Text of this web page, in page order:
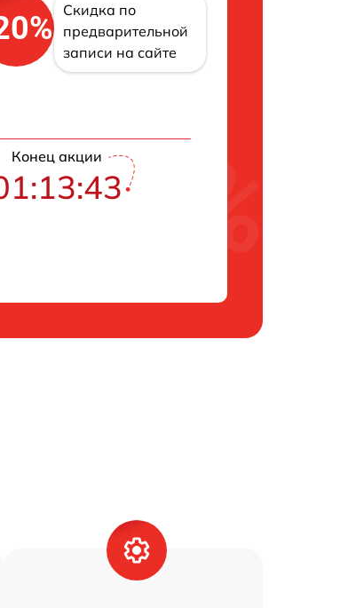
Скидка по
предварительной
записи на сайте
Конец акции